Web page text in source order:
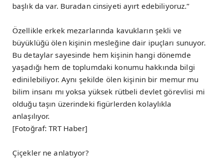
başlık da var. Buradan cinsiyeti ayırt edebiliyoruz.”
Özellikle erkek mezarlarında kavukların şekli ve
büyüklüğü ölen kişinin mesleğine dair ipuçları sunuyor.
Bu detaylar sayesinde hem kişinin hangi dönemde
yaşadığı hem de toplumdaki konumu hakkında bilgi
edinilebiliyor. Aynı şekilde ölen kişinin bir memur mu
bilim insanı mı yoksa yüksek rütbeli devlet görevlisi mi
olduğu taşın üzerindeki figürlerden kolaylıkla
anlaşılıyor.
[Fotoğraf: TRT Haber]
Çiçekler ne anlatıyor?